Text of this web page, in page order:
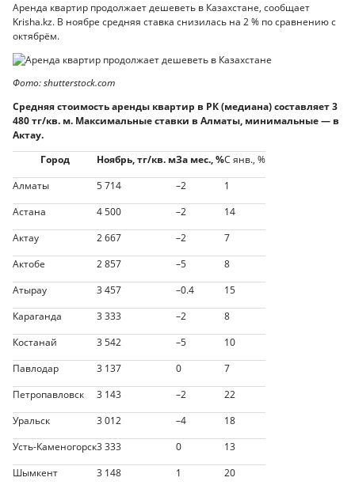
Аренда квартир продолжает дешеветь в Казахстане, сообщает
Krisha.kz. В ноябре средняя ставка снизилась на 2 % по сравнению с
октябрём.
Фото: shutterstock.com
Средняя стоимость аренды квартир в РК (медиана) составляет 3
480 тг/кв. м. Максимальные ставки в Алматы, минимальные — в
Актау.
Город
Ноябрь, тг/кв. мЗа мес., %С янв., %
Алматы
5 714 –2
1
Астана
4 500 –2
14
Актау
2 667 –2
7
Актобе
2 857 –5
8
Атырау
3 457 –0.4
15
Караганда
3 333 –2
8
Костанай
3 542 –5
10
Павлодар
3 137 0
7
Петропавловск
3 143 –2
22
Уральск
3 012 –4
18
Усть-Каменогорск3 333 0
13
Шымкент
3 148 1
20